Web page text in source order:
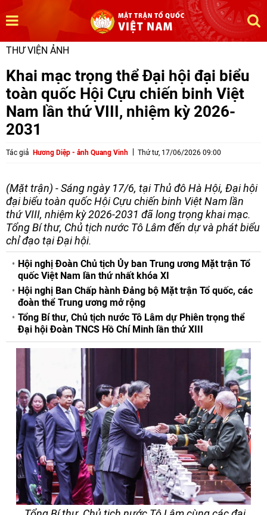
THƯ VIỆN ẢNH
Khai mạc trọng thể Đại hội đại biểu
toàn quốc Hội Cựu chiến binh Việt
Nam lần thứ VIII, nhiệm kỳ 2026-
2031
Tác giả Hương Diệp - ảnh Quang Vinh Thứ tư, 17/06/2026 09:00
(Mặt trận) - Sáng ngày 17/6, tại Thủ đô Hà Hội, Đại hội
đại biểu toàn quốc Hội Cựu chiến binh Việt Nam lần
thứ VIII, nhiệm kỳ 2026-2031 đã long trọng khai mạc.
Tổng Bí thư, Chủ tịch nước Tô Lâm đến dự và phát biểu
chỉ đạo tại Đại hội.
Hội nghị Đoàn Chủ tịch Ủy ban Trung ương Mặt trận Tổ
quốc Việt Nam lần thứ nhất khóa XI
Hội nghị Ban Chấp hành Đảng bộ Mặt trận Tổ quốc, các
đoàn thể Trung ương mở rộng
Tổng Bí thư, Chủ tịch nước Tô Lâm dự Phiên trọng thể
Đại hội Đoàn TNCS Hồ Chí Minh lần thứ XIII